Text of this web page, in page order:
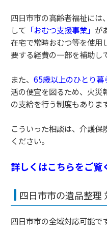
四日市市の高齢者福祉には
して 「おむつ支援事業」 が
在宅で常時おむつ等を使用
要する経費の一部を補助し
また、 65歳以上のひとり暮
活の便宜を図るため、火災
の支給を行う制度もあります
こういった相談は、介護
ください。
詳しくはこちらをご覧
四日市市の遺品整理
四日市市の全域対応可能です